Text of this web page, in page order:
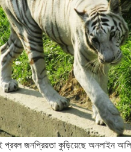
প্রবল জনপ্রিয়তা কুড়িয়েছে অনলাইন